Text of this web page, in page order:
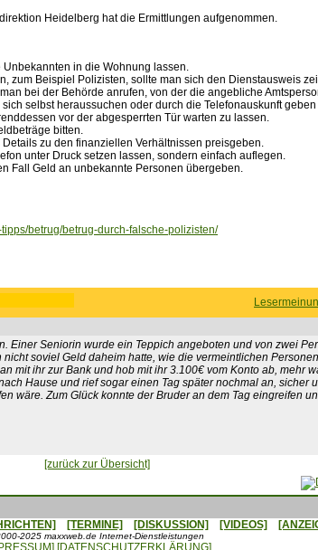
Heidelberg hat die Ermittlungen aufgenommen.
in die Wohnung lassen.
zum Beispiel Polizisten, sollte man sich den Dienstausweis
bei der Behörde anrufen, von der die angebliche
selbst heraussuchen oder durch die Telefonauskunft
vor der abgesperrten Tür warten zu lassen.
bitten.
zu den finanziellen Verhältnissen preisgeben.
unter Druck setzen lassen, sondern einfach auflegen.
Fall Geld an unbekannte Personen übergeben.
betrug/betrug-durch-falsche-polizisten/
Einer Seniorin wurde ein Teppich angeboten und von zwei
soviel Geld daheim hatte, wie die vermeintlichen
mit ihr zur Bank und hob mit ihr 3.100€ vom Konto ab, mehr
Hause und rief sogar einen Tag später nochmal an, sicher
wäre. Zum Glück konnte der Bruder an dem Tag eingreifen
[zurück zur Übersicht]
[TERMINE] [DISKUSSION] [VIDEOS]
2025 maxxweb.de Internet-Dienstleistungen
[DATENSCHUTZERKLÄRUNG]